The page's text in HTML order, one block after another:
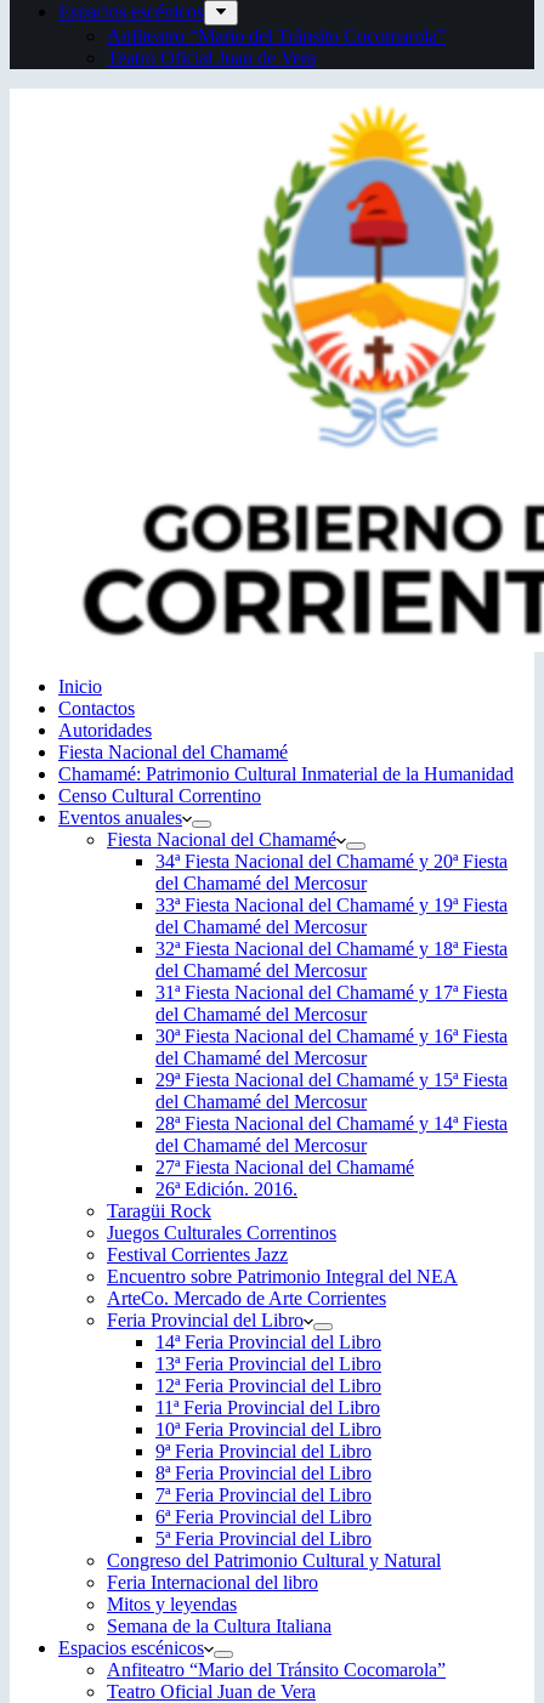
Espacios escénicos
Anfiteatro “Mario del Tránsito Cocomarola”
Teatro Oficial Juan de Vera
Inicio
Contactos
Autoridades
Fiesta Nacional del Chamamé
Chamamé: Patrimonio Cultural Inmaterial de la Humanidad
Censo Cultural Correntino
Eventos anuales
Fiesta Nacional del Chamamé
34ª Fiesta Nacional del Chamamé y 20ª Fiesta
del Chamamé del Mercosur
33ª Fiesta Nacional del Chamamé y 19ª Fiesta
del Chamamé del Mercosur
32ª Fiesta Nacional del Chamamé y 18ª Fiesta
del Chamamé del Mercosur
31ª Fiesta Nacional del Chamamé y 17ª Fiesta
del Chamamé del Mercosur
30ª Fiesta Nacional del Chamamé y 16ª Fiesta
del Chamamé del Mercosur
29ª Fiesta Nacional del Chamamé y 15ª Fiesta
del Chamamé del Mercosur
28ª Fiesta Nacional del Chamamé y 14ª Fiesta
del Chamamé del Mercosur
27ª Fiesta Nacional del Chamamé
26ª Edición. 2016.
Taragüi Rock
Juegos Culturales Correntinos
Festival Corrientes Jazz
Encuentro sobre Patrimonio Integral del NEA
ArteCo. Mercado de Arte Corrientes
Feria Provincial del Libro
14ª Feria Provincial del Libro
13ª Feria Provincial del Libro
12ª Feria Provincial del Libro
11ª Feria Provincial del Libro
10ª Feria Provincial del Libro
9ª Feria Provincial del Libro
8ª Feria Provincial del Libro
7ª Feria Provincial del Libro
6ª Feria Provincial del Libro
5ª Feria Provincial del Libro
Congreso del Patrimonio Cultural y Natural
Feria Internacional del libro
Mitos y leyendas
Semana de la Cultura Italiana
Espacios escénicos
Anfiteatro “Mario del Tránsito Cocomarola”
Teatro Oficial Juan de Vera